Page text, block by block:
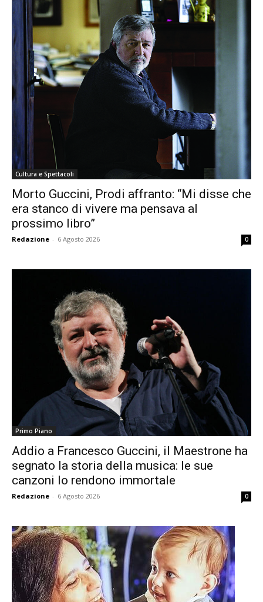
Cultura e Spettacoli
Morto Guccini, Prodi affranto: “Mi disse che
era stanco di vivere ma pensava al
prossimo libro”
Redazione - 6 Agosto 2026 0
Primo Piano
Addio a Francesco Guccini, il Maestrone ha
segnato la storia della musica: le sue
canzoni lo rendono immortale
Redazione - 6 Agosto 2026 0